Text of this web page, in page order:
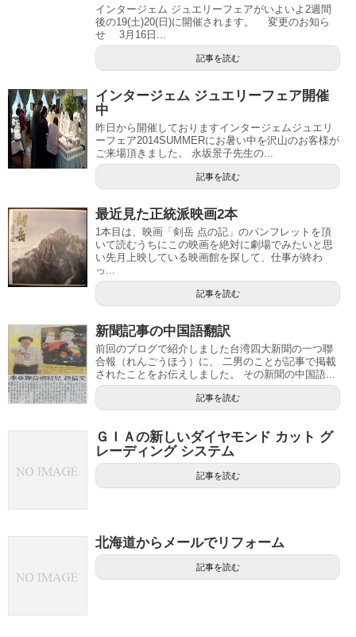
インタージェム ジュエリーフェアがいよいよ2週間
後の19(土)20(日)に開催されます。 変更のお知ら
せ 3月16日...
記事を読む
インタージェム ジュエリーフェア開催
中
昨日から開催しておりますインタージェムジュエリ
ーフェア2014SUMMERにお暑い中を沢山のお客様が
ご来場頂きました。 永坂景子先生の...
記事を読む
最近見た正統派映画2本
1本目は、映画「剣岳 点の記」のパンフレットを頂
いて読むうちにこの映画を絶対に劇場でみたいと思
い先月上映している映画館を探して、仕事が終わ
っ...
記事を読む
新聞記事の中国語翻訳
前回のブログで紹介しました台湾四大新聞の一つ聯
合報（れんごうほう）に、 二男のことが記事で掲載
されたことをお伝えしました。 その新聞の中国語...
記事を読む
ＧＩＡの新しいダイヤモンド カット グ
レーディング システム
記事を読む
北海道からメールでリフォーム
記事を読む